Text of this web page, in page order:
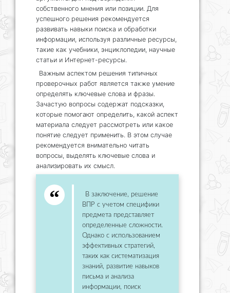
собственного мнения или позиции. Для
успешного решения рекомендуется
развивать навыки поиска и обработки
информации, используя различные ресурсы,
такие как учебники, энциклопедии, научные
статьи и Интернет-ресурсы.
Важным аспектом решения типичных
проверочных работ является также умение
определять ключевые слова и фразы.
Зачастую вопросы содержат подсказки,
которые помогают определить, какой аспект
материала следует рассмотреть или какое
понятие следует применить. В этом случае
рекомендуется внимательно читать
вопросы, выделять ключевые слова и
анализировать их смысл.
В заключение, решение
ВПР с учетом специфики
предмета представляет
определенные сложности.
Однако с использованием
эффективных стратегий,
таких как систематизация
знаний, развитие навыков
письма и анализа
информации, поиск